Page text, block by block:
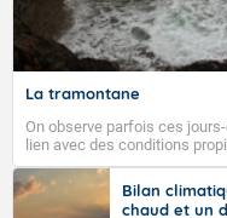
La tramontane
On observe parfois ces
lien avec des conditions
tramontane ? Quelles sont
vent turbulent soufflant de
ouest, dans un secteur qui
Bilan
chaud et un